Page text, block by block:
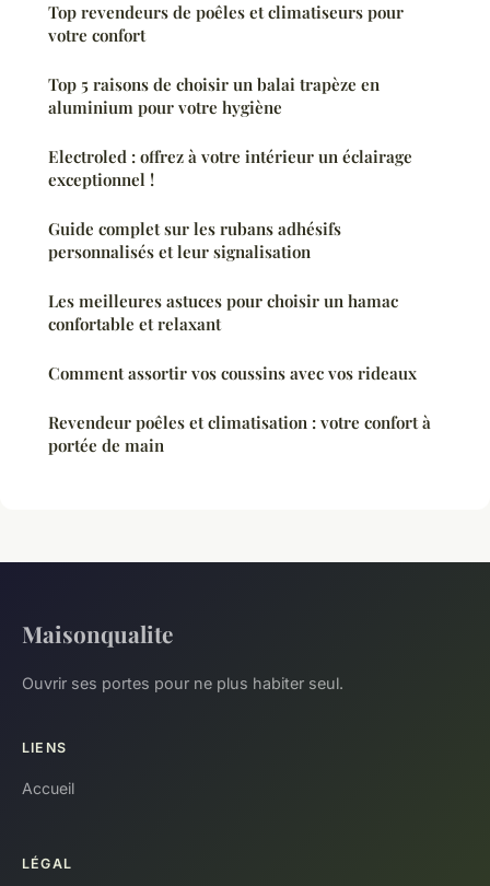
Top revendeurs de poêles et climatiseurs pour
votre confort
Top 5 raisons de choisir un balai trapèze en
aluminium pour votre hygiène
Electroled : offrez à votre intérieur un éclairage
exceptionnel !
Guide complet sur les rubans adhésifs
personnalisés et leur signalisation
Les meilleures astuces pour choisir un hamac
confortable et relaxant
Comment assortir vos coussins avec vos rideaux
Revendeur poêles et climatisation : votre confort à
portée de main
Maisonqualite
Ouvrir ses portes pour ne plus habiter seul.
LIENS
Accueil
LÉGAL